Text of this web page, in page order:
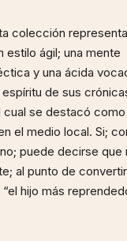
colección
estilo ágil; una mente
y una ácida
de sus
se destacó como
el medio local. Si;
puede decirse que
al punto de
hijo más